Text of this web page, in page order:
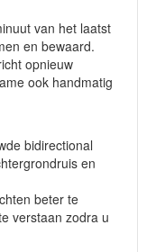
van het laatst
en bewaard.
opnieuw
ook handmatig
bidirectional
en
beter te
verstaan zodra u